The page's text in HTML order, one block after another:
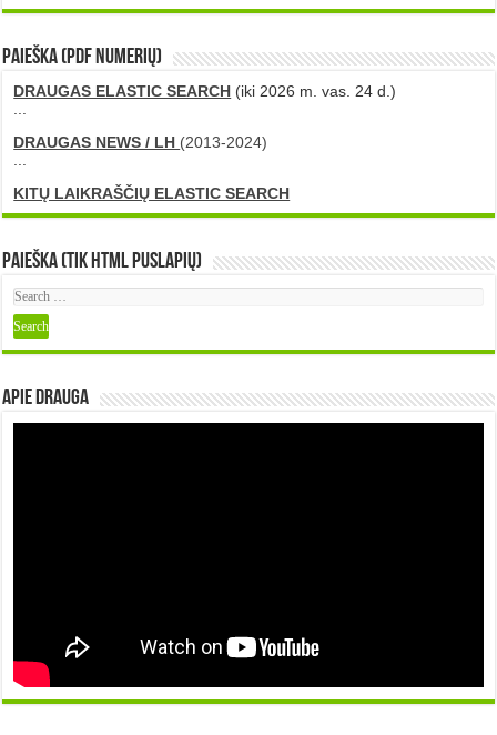
PAIEŠKA (PDF numerių)
DRAUGAS ELASTIC SEARCH (iki 2026 m. vas. 24 d.)
...
DRAUGAS NEWS / LH (2013-2024)
...
KITŲ LAIKRAŠČIŲ ELASTIC SEARCH
Paieška (tik HTML puslapių)
Apie DRAUGA